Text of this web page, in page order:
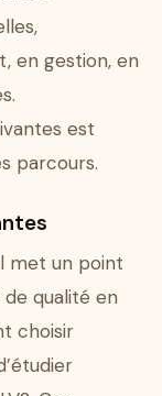
en gestion, en
est
parcours.
met un point
qualité en
choisir